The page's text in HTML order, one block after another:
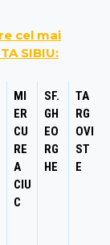
cel mai
SIBIU:
MI
ER
CU
RE
A
CIU
C
SF.
GH
EO
RG
HE
TA
RG
OVI
ST
E